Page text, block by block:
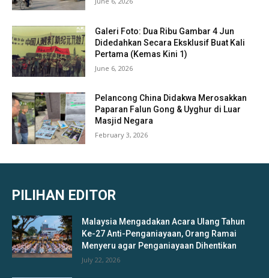
Galeri Foto: Dua Ribu Gambar 4 Jun
Didedahkan Secara Eksklusif Buat Kali
Pertama (Kemas Kini 1)
June 6, 2026
Pelancong China Didakwa Merosakkan
Paparan Falun Gong & Uyghur di Luar
Masjid Negara
February 3, 2026
PILIHAN EDITOR
Malaysia Mengadakan Acara Ulang Tahun
Ke-27 Anti-Penganiayaan, Orang Ramai
Menyeru agar Penganiayaan Dihentikan
July 22, 2026